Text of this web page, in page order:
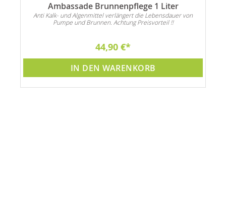
Ambassade Brunnenpflege 1 Liter
Anti Kalk- und Algenmittel verlängert die Lebensdauer von
Pumpe und Brunnen. Achtung Preisvorteil !!
44,90 €
IN DEN WARENKORB